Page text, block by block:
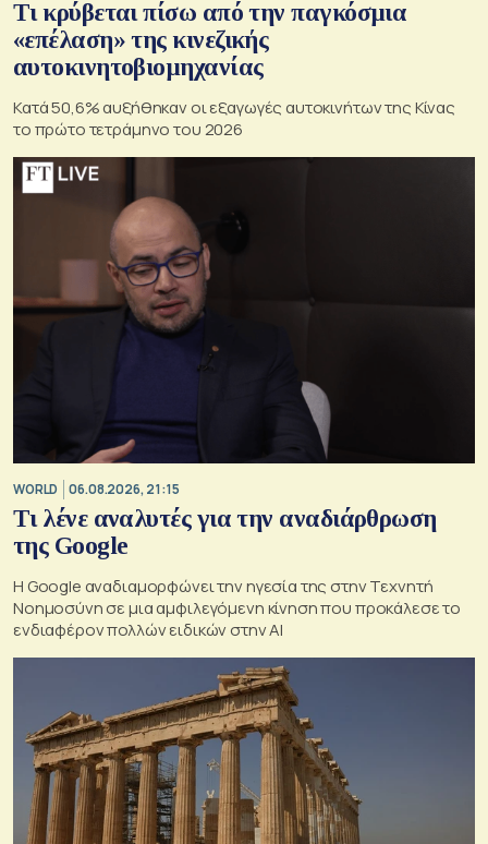
Τι κρύβεται πίσω από την παγκόσμια
«επέλαση» της κινεζικής
αυτοκινητοβιομηχανίας
Κατά 50,6% αυξήθηκαν οι εξαγωγές αυτοκινήτων της Κίνας
το πρώτο τετράμηνο του 2026
WORLD 06.08.2026, 21:15
Τι λένε αναλυτές για την αναδιάρθρωση
της Google
Η Google αναδιαμορφώνει την ηγεσία της στην Τεχνητή
Νοημοσύνη σε μια αμφιλεγόμενη κίνηση που προκάλεσε το
ενδιαφέρον πολλών ειδικών στην ΑΙ